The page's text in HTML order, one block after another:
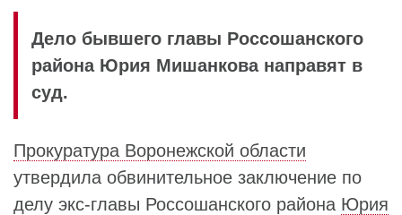
Дело бывшего главы Россошанского
района Юрия Мишанкова направят в
суд.
Прокуратура Воронежской области
утвердила обвинительное заключение по
делу экс-главы Россошанского района Юрия